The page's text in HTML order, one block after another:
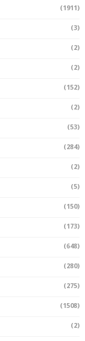
(1911)
(3)
(2)
(2)
(152)
(2)
(53)
(284)
(2)
(5)
(150)
(173)
(648)
(280)
(275)
(1508)
(2)